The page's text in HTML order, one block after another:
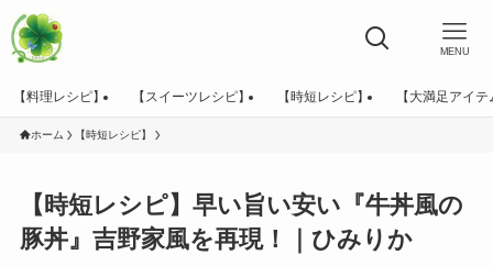
MENU
【料理レシピ】 【スイーツレシピ】 【時短レシピ】 【大満足アイテ
ホーム 【時短レシピ】
【時短レシピ】早い旨い安い『牛丼風の
豚丼』吉野家風を再現！｜ひみりか